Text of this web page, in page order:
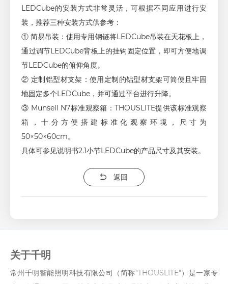
LEDCube的安装方式非常灵活，可根据不同应用进行安
装，推荐三种安装方式供参考：
① 简易吊装：使用专用钢链将LEDCube吊装在天花板上，
通过调节LEDCube背板上的挂钩固定位置，即可方便地调
节LEDCube的俯仰角度。
② 定制铝型材支架：使用定制的铝型材支架可简便且牢固
地固定多个LEDCube，并可通过平台进行升降。
③ Munsell N7标准观察箱：THOUSLITE提供该标准观察
箱，十分方便搭建标准化观察环境，尺寸为
50×50×60cm。
具体可参见说明书2.1小节LEDCube的产品尺寸及其安装。
返回
关于千明
常州千明智能照明科技有限公司（简称"THOUSLITE"）是一家专